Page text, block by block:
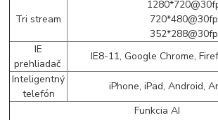
Tri stream
IE
prehliadač
IE8-11, Google Chrome,
Inteligentný
telefón
iPhone, iPad, Android,
Funkcia AI